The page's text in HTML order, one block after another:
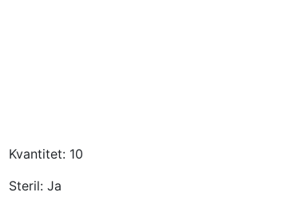
Kvantitet: 10
Steril: Ja